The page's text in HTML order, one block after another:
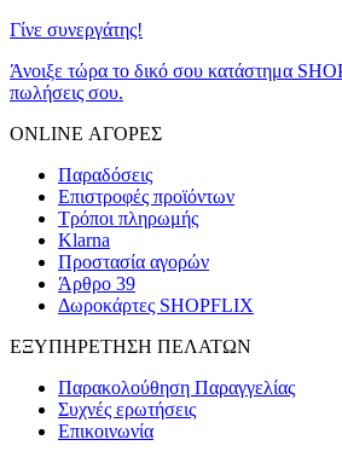
Γίνε συνεργάτης!
Άνοιξε τώρα το δικό σου κατάστημα
πωλήσεις σου.
ONLINE ΑΓΟΡΕΣ
Παραδόσεις
Επιστροφές προϊόντων
Τρόποι πληρωμής
Klarna
Προστασία αγορών
Άρθρο 39
Δωροκάρτες SHOPFLIX
ΕΞΥΠΗΡΕΤΗΣΗ ΠΕΛΑΤΩΝ
Παρακολούθηση Παραγγελίας
Συχνές ερωτήσεις
Επικοινωνία